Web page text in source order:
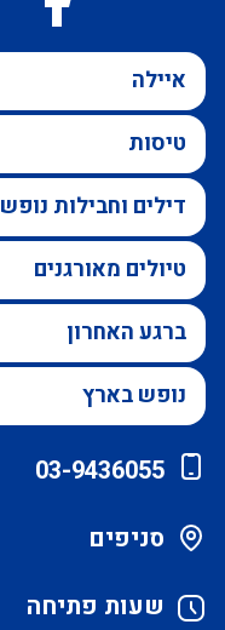
איילה
טיסות
דילים וחבילות נופש
טיולים מאורגנים
ברגע האחרון
נופש בארץ
03-9436055
סניפים
שעות פתיחה